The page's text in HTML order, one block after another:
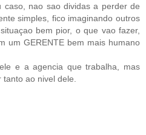
caso, nao sao dividas a perder de
simples, fico imaginando outros
bem pior, o que vao fazer,
um GERENTE bem mais humano
e a agencia que trabalha, mas
ao nivel dele.